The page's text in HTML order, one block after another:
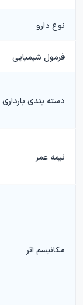
نوع دارو
فرمول شیمیایی
دسته بندی بارداری
نیمه عمر
مکانیسم اثر